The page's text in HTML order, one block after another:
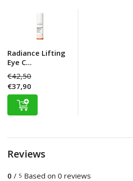
Radiance Lifting
Eye C...
€42,50
€37,90
Reviews
0 / 5 Based on 0 reviews